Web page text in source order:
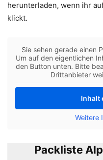
herunterladen, wenn ihr
klickt.
Sie sehen gerade einen
Um auf den eigentlichen
den Button unten. Bitte
Drittanbieter
Inhalt
Weitere
Packliste